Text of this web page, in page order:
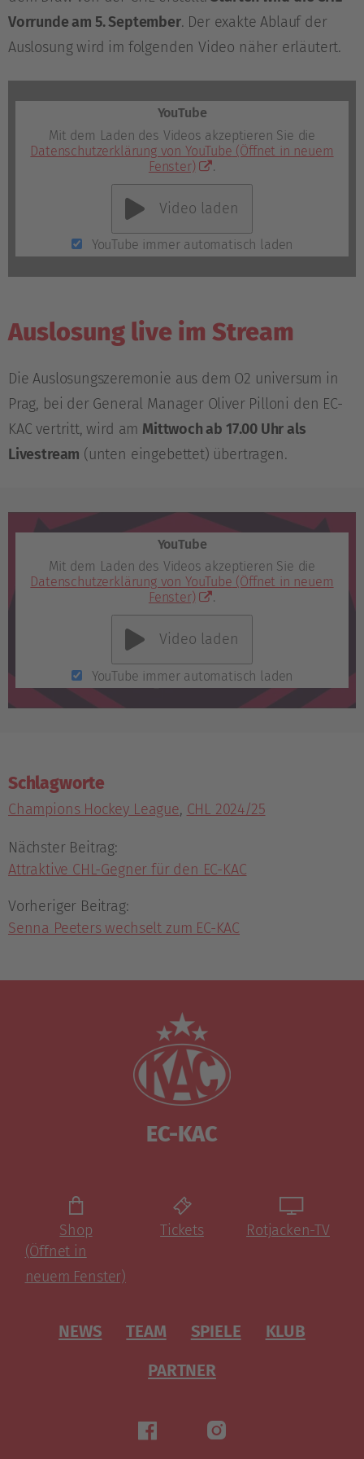
Vorrunde am 5. September. Der exakte Ablauf der
Auslosung wird im folgenden Video näher erläutert.
YouTube
Mit dem Laden des Videos akzeptieren Sie die
Datenschutzerklärung von YouTube (Öffnet in neuem
Fenster)
.
Video laden
YouTube immer automatisch laden
Auslosung live im Stream
Die Auslosungszeremonie aus dem O2 universum in
Prag, bei der General Manager Oliver Pilloni den EC-
KAC vertritt, wird am Mittwoch ab 17.00 Uhr als
Livestream (unten eingebettet) übertragen.
YouTube
Mit dem Laden des Videos akzeptieren Sie die
Datenschutzerklärung von YouTube (Öffnet in neuem
Fenster)
.
Video laden
YouTube immer automatisch laden
Schlagworte
Champions Hockey League, CHL 2024/25
Nächster Beitrag:
Attraktive CHL-Gegner für den EC-KAC
Vorheriger Beitrag:
Senna Peeters wechselt zum EC-KAC
EC-KAC
Shop
(Öffnet in
neuem Fenster)
Tickets Rotjacken-TV
NEWS TEAM SPIELE
KLUB
PARTNER